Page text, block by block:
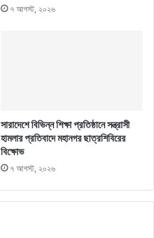
৭ আগস্ট, ২০২৬
সারাদেশে বিভিন্ন শিক্ষা প্রতিষ্ঠানে সন্ত্রাসী
হামলার প্রতিবাদে মহানগর ছাত্রশিবিরের
বিক্ষোভ
৭ আগস্ট, ২০২৬